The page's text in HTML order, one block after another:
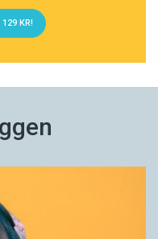
KR!